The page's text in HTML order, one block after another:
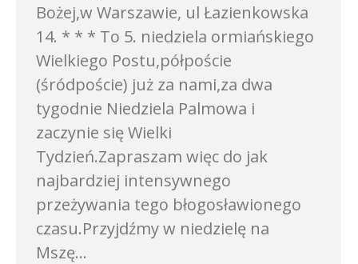
Bożej,w Warszawie, ul Łazienkowska
14. * * * To 5. niedziela ormiańskiego
Wielkiego Postu,półpoście
(śródpoście) już za nami,za dwa
tygodnie Niedziela Palmowa i
zaczynie się Wielki
Tydzień.Zapraszam więc do jak
najbardziej intensywnego
przeżywania tego błogosławionego
czasu.Przyjdźmy w niedzielę na
Mszę…